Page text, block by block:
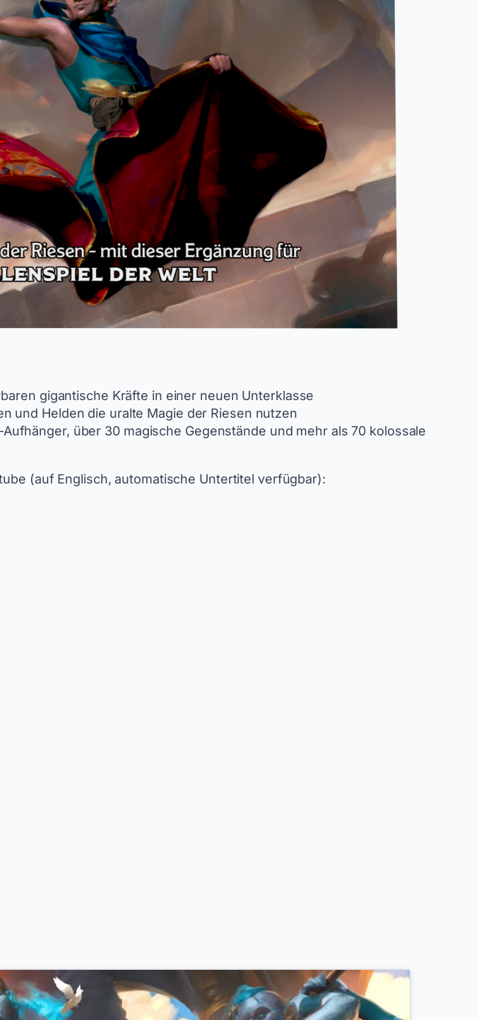
gigantische Kräfte in einer neuen Unterklasse
und Helden die uralte Magie der Riesen nutzen
über 30 magische Gegenstände und mehr als 70 kolossale
(auf Englisch, automatische Untertitel verfügbar):